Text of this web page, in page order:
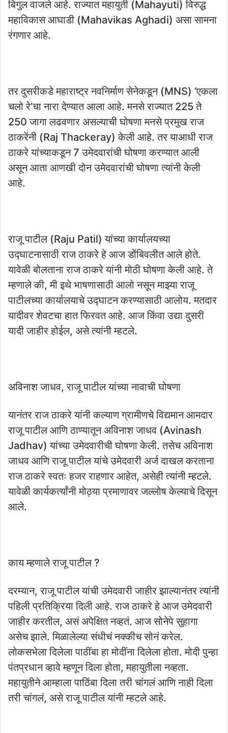
बिगुल वाजले आहे. राज्यात महायुती (Mahayuti) विरुद्ध
महाविकास आघाडी (Mahavikas Aghadi) असा सामना
रंगणार आहे.
तर दुसरीकडे महाराष्ट्र नवनिर्माण सेनेकडून (MNS) ‘एकला
चलो रे’चा नारा देण्यात आला आहे. मनसे राज्यात 225 ते
250 जागा लढवणार असल्याची घोषणा मनसे प्रमुख राज
ठाकरेंनी (Raj Thackeray) केली आहे. तर याआधी राज
ठाकरे यांच्याकडून 7 उमेदवारांची घोषणा करण्यात आली
असून आता आणखी दोन उमेदवारांची घोषणा त्यांनी केली
आहे.
राजू पाटील (Raju Patil) यांच्या कार्यालयच्या
उद्घाटनासाठी राज ठाकरे हे आज डोंबिवलीत आले होते.
यावेळी बोलताना राज ठाकरे यांनी मोठी घोषणा केली आहे. ते
म्हणाले की, मी इथे भाषणासाठी आलो नसून माझ्या राजू
पाटीलच्या कार्यालयाचे उद्घाटन करण्यासाठी आलोय. मतदार
यादीवर शेवटचा हात फिरवत आहे. आज किंवा उद्या दुसरी
यादी जाहीर होईल, असे त्यांनी म्हटले.
अविनाश जाधव, राजू पाटील यांच्या नावाची घोषणा
यानंतर राज ठाकरे यांनी कल्याण ग्रामीणचे विद्यमान आमदार
राजू पाटील आणि ठाण्यातून अविनाश जाधव (Avinash
Jadhav) यांच्या उमेदवारीची घोषणा केली. तसेच अविनाश
जाधव आणि राजू पाटील यांचे उमेदवारी अर्ज दाखल करताना
राज ठाकरे स्वतः हजर राहणार आहेत, असेही त्यांनी म्हटले.
यावेळी कार्यकर्त्यांनी मोठ्या प्रमाणावर जल्लोष केल्याचे दिसून
आले.
काय म्हणाले राजू पाटील ?
दरम्यान, राजू पाटील यांची उमेदवारी जाहीर झाल्यानंतर त्यांनी
पहिली प्रतिक्रिया दिली आहे. राज ठाकरे हे आज उमेदवारी
जाहीर करतील, असं अपेक्षित नव्हतं. आज सोनेपे सुहागा
असेच झाले. मिळालेल्या संधीचं नक्कीच सोनं करेल.
लोकसभेला दिलेला पाठींबा हा मोदींना दिलेला होता. मोदी पुन्हा
पंतप्रधान व्हावे म्हणून दिला होता, महायुतीला नव्हता.
महायुतीने आम्हाला पाठिंबा दिला तरी चांगलं आणि नाही दिला
तरी चांगलं, असे राजू पाटील यांनी म्हटले आहे.